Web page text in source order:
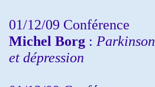
01/12/09 Conférence
Michel Borg : Parkinson
et dépression